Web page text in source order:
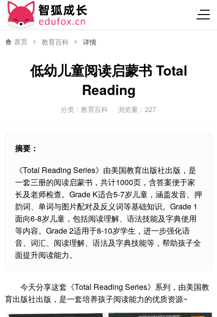
首页 教育百科 详情
低幼儿童阅读启蒙书 Total
Reading
分类： 教育百科 浏览量：227
摘要：
《Total Reading Series》由美国教育出版社出版，是
一套三册的阅读启蒙书，共计1000页，含答案便于家
长及老师检查。Grade K适合5-7岁儿童，涵盖发音、押
韵词、单词与图片配对及反义词等基础知识。Grade 1
面向6-8岁儿童，包括阅读理解、语法技能及字典使用
等内容。Grade 2适用于8-10岁学生，进一步强化语
音、词汇、阅读理解、语法及字典技能等，帮助孩子全
面提升阅读能力。
今天分享这套《Total Reading Series》系列，由美国教
育出版社出版，是一套培养孩子阅读能力的优质资源~